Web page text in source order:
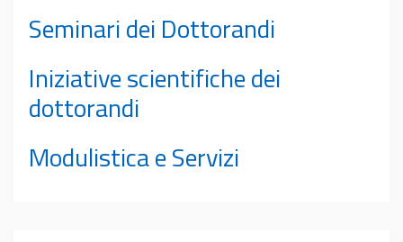
Seminari dei Dottorandi
Iniziative scientifiche dei
dottorandi
Modulistica e Servizi